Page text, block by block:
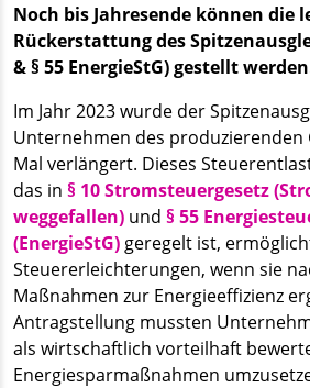
Noch bis Jahresende können die
Rückerstattung des
& § 55 EnergieStG) gestellt
Im Jahr 2023 wurde der
Unternehmen des produzierenden
Mal verlängert. Dieses
das in § 10 Stromsteuergesetz
weggefallen) und § 55
(EnergieStG) geregelt ist,
Steuererleichterungen, wenn sie
Maßnahmen zur Energieeffizienz
Antragstellung mussten
als wirtschaftlich vorteilhaft
Energiesparmaßnahmen